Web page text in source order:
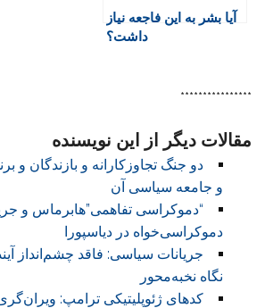
آیا بشر به این فاجعه نیاز
داشت؟
****************
مقالات دیگر از این نویسنده
دو جنگ تجاوزکارانه و بازندگان و
و جامعه سیاسی آن
“دموکراسی تفاهمی”هابرماس و
دموکراسی‌خواه در دیاسپورا
جریانات سیاسی: فاقد چشم‌انداز
نگاه نخبه‌محور
کدهای ژئوپلیتیکی ترامپ: